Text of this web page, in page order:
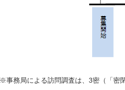
※事務局による訪問調査は、3密（「密